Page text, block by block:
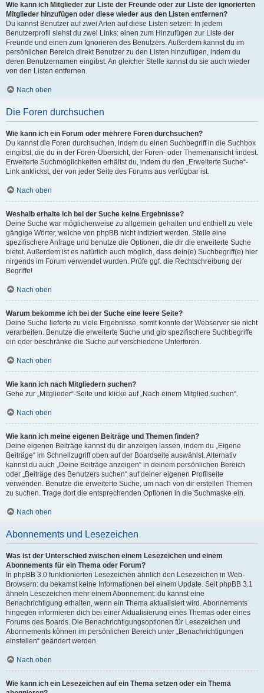
Wie kann ich Mitglieder zur Liste der Freunde oder zur Liste der ignorierten
Mitglieder hinzufügen oder diese wieder aus den Listen entfernen?
Du kannst Benutzer auf zwei Arten auf diese Listen setzen: In jedem
Benutzerprofil siehst du zwei Links: einen zum Hinzufügen zur Liste der
Freunde und einen zum Ignorieren des Benutzers. Außerdem kannst du im
persönlichen Bereich direkt Benutzer zu den Listen hinzufügen, indem du
deren Benutzernamen eingibst. An gleicher Stelle kannst du sie auch wieder
von den Listen entfernen.
Nach oben
Die Foren durchsuchen
Wie kann ich ein Forum oder mehrere Foren durchsuchen?
Du kannst die Foren durchsuchen, indem du einen Suchbegriff in die Suchbox
eingibst, die du in der Foren-Übersicht, der Foren- oder Themenansicht findest.
Erweiterte Suchmöglichkeiten erhältst du, indem du den „Erweiterte Suche“-
Link anklickst, der von jeder Seite des Forums aus verfügbar ist.
Nach oben
Weshalb erhalte ich bei der Suche keine Ergebnisse?
Deine Suche war möglicherweise zu allgemein gehalten und enthielt zu viele
gängige Wörter, welche von phpBB nicht indiziert werden. Stelle eine
spezifischere Anfrage und benutze die Optionen, die dir die erweiterte Suche
bietet. Außerdem ist es natürlich auch möglich, dass dein(e) Suchbegriff(e) hier
nirgends im Forum verwendet wurden. Prüfe ggf. die Rechtschreibung der
Begriffe!
Nach oben
Warum bekomme ich bei der Suche eine leere Seite?
Deine Suche lieferte zu viele Ergebnisse, somit konnte der Webserver sie nicht
verarbeiten. Benutze die erweiterte Suche und gib spezifischere Suchbegriffe
ein oder beschränke die Suche auf verschiedene Unterforen.
Nach oben
Wie kann ich nach Mitgliedern suchen?
Gehe zur „Mitglieder“-Seite und klicke auf „Nach einem Mitglied suchen“.
Nach oben
Wie kann ich meine eigenen Beiträge und Themen finden?
Deine eigenen Beiträge kannst du dir anzeigen lassen, indem du „Eigene
Beiträge“ im Schnellzugriff oben auf der Boardseite auswählst. Alternativ
kannst du auch „Deine Beiträge anzeigen“ in deinem persönlichen Bereich
oder „Beiträge des Benutzers suchen“ auf deiner eigenen Profilseite
verwenden. Benutze die erweiterte Suche, um nach von dir erstellen Themen
zu suchen. Trage dort die entsprechenden Optionen in die Suchmaske ein.
Nach oben
Abonnements und Lesezeichen
Was ist der Unterschied zwischen einem Lesezeichen und einem
Abonnements für ein Thema oder Forum?
In phpBB 3.0 funktionierten Lesezeichen ähnlich den Lesezeichen in Web-
Browsern: du bekamst keine Informationen bei einem Update. Seit phpBB 3.1
ähneln Lesezeichen mehr einem Abonnement: du kannst eine
Benachrichtigung erhalten, wenn ein Thema aktualisiert wird. Abonnements
hingegen informieren dich bei einer Aktualisierung eines Themas oder eines
Forums des Boards. Die Benachrichtigungsoptionen für Lesezeichen und
Abonnements können im persönlichen Bereich unter „Benachrichtigungen
einstellen“ geändert werden.
Nach oben
Wie kann ich ein Lesezeichen auf ein Thema setzen oder ein Thema